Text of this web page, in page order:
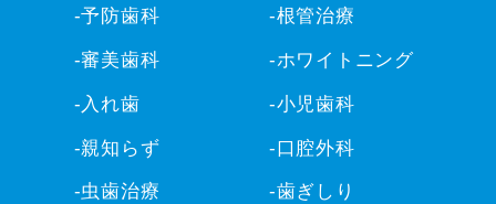
-予防歯科
-審美歯科
-入れ歯
-親知らず
-虫歯治療
-根管治療
-ホワイトニング
-小児歯科
-口腔外科
-歯ぎしり